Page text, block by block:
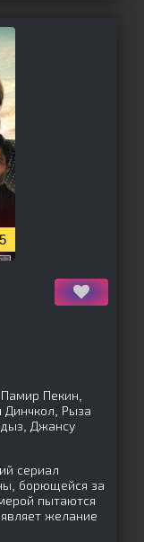
Пекин,
Рыза
Джансу
сериал
борющейся за
пытаются
желание